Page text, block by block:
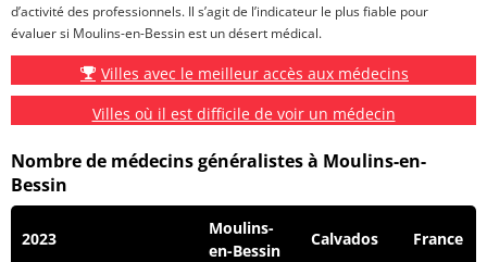
d’activité des professionnels. Il s’agit de l’indicateur le plus fiable pour
évaluer si Moulins-en-Bessin est un désert médical.
Villes avec le meilleur accès aux médecins
Villes où il est difficile de voir un médecin
Nombre de médecins généralistes à Moulins-en-
Bessin
2023
Moulins-
en-Bessin
Calvados France